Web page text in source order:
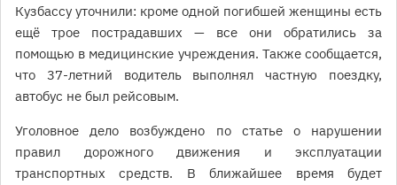
Кузбассу уточнили: кроме одной погибшей женщины есть
ещё трое пострадавших — все они обратились за
помощью в медицинские учреждения. Также сообщается,
что 37-летний водитель выполнял частную поездку,
автобус не был рейсовым.
Уголовное дело возбуждено по статье о нарушении
правил дорожного движения и эксплуатации
транспортных средств. В ближайшее время будет